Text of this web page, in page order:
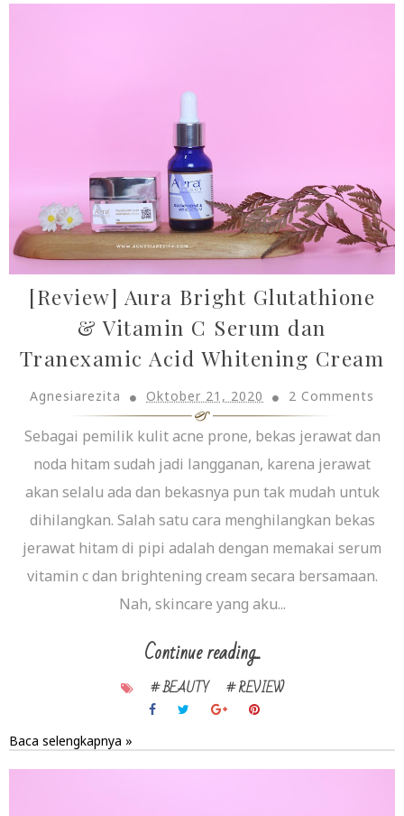
[Review] Aura Bright Glutathione
& Vitamin C Serum dan
Tranexamic Acid Whitening Cream
Agnesiarezita Oktober 21, 2020 2 Comments
Sebagai pemilik kulit acne prone, bekas jerawat dan
noda hitam sudah jadi langganan, karena jerawat
akan selalu ada dan bekasnya pun tak mudah untuk
dihilangkan. Salah satu cara menghilangkan bekas
jerawat hitam di pipi adalah dengan memakai serum
vitamin c dan brightening cream secara bersamaan.
Nah, skincare yang aku...
Continue reading...
# BEAUTY # REVIEW
Baca selengkapnya »